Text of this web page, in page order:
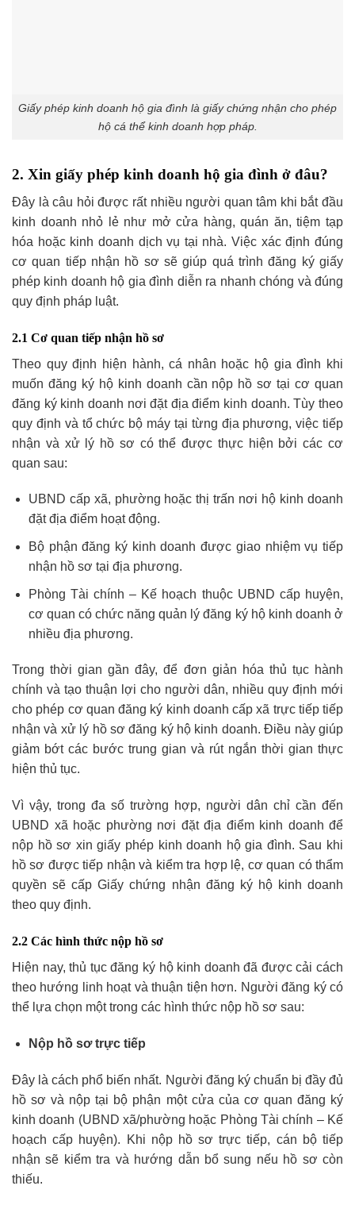
Giấy phép kinh doanh hộ gia đình là giấy chứng nhận cho phép
hộ cá thể kinh doanh hợp pháp.
2. Xin giấy phép kinh doanh hộ gia đình ở đâu?
Đây là câu hỏi được rất nhiều người quan tâm khi bắt đầu
kinh doanh nhỏ lẻ như mở cửa hàng, quán ăn, tiệm tạp
hóa hoặc kinh doanh dịch vụ tại nhà. Việc xác định đúng
cơ quan tiếp nhận hồ sơ sẽ giúp quá trình đăng ký giấy
phép kinh doanh hộ gia đình diễn ra nhanh chóng và đúng
quy định pháp luật.
2.1 Cơ quan tiếp nhận hồ sơ
Theo quy định hiện hành, cá nhân hoặc hộ gia đình khi
muốn đăng ký hộ kinh doanh cần nộp hồ sơ tại cơ quan
đăng ký kinh doanh nơi đặt địa điểm kinh doanh. Tùy theo
quy định và tổ chức bộ máy tại từng địa phương, việc tiếp
nhận và xử lý hồ sơ có thể được thực hiện bởi các cơ
quan sau:
UBND cấp xã, phường hoặc thị trấn nơi hộ kinh doanh
đặt địa điểm hoạt động.
Bộ phận đăng ký kinh doanh được giao nhiệm vụ tiếp
nhận hồ sơ tại địa phương.
Phòng Tài chính – Kế hoạch thuộc UBND cấp huyện,
cơ quan có chức năng quản lý đăng ký hộ kinh doanh ở
nhiều địa phương.
Trong thời gian gần đây, để đơn giản hóa thủ tục hành
chính và tạo thuận lợi cho người dân, nhiều quy định mới
cho phép cơ quan đăng ký kinh doanh cấp xã trực tiếp tiếp
nhận và xử lý hồ sơ đăng ký hộ kinh doanh. Điều này giúp
giảm bớt các bước trung gian và rút ngắn thời gian thực
hiện thủ tục.
Vì vậy, trong đa số trường hợp, người dân chỉ cần đến
UBND xã hoặc phường nơi đặt địa điểm kinh doanh để
nộp hồ sơ xin giấy phép kinh doanh hộ gia đình. Sau khi
hồ sơ được tiếp nhận và kiểm tra hợp lệ, cơ quan có thẩm
quyền sẽ cấp Giấy chứng nhận đăng ký hộ kinh doanh
theo quy định.
2.2 Các hình thức nộp hồ sơ
Hiện nay, thủ tục đăng ký hộ kinh doanh đã được cải cách
theo hướng linh hoạt và thuận tiện hơn. Người đăng ký có
thể lựa chọn một trong các hình thức nộp hồ sơ sau:
Nộp hồ sơ trực tiếp
Đây là cách phổ biến nhất. Người đăng ký chuẩn bị đầy đủ
hồ sơ và nộp tại bộ phận một cửa của cơ quan đăng ký
kinh doanh (UBND xã/phường hoặc Phòng Tài chính – Kế
hoạch cấp huyện). Khi nộp hồ sơ trực tiếp, cán bộ tiếp
nhận sẽ kiểm tra và hướng dẫn bổ sung nếu hồ sơ còn
thiếu.